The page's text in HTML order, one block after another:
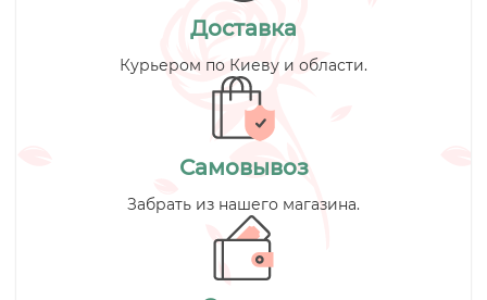
Доставка
Курьером по Киеву и области.
Самовывоз
Забрать из нашего магазина.